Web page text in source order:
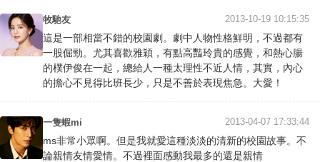
牧馳友 2013-10-19 10:15:35
這是一部相當不錯的校園劇。劇中人物性格鮮明，不過都有
一股倔勁。尤其喜歡雅穎，有點高豔玲貴的感覺，和熱心腸
的樸伊俊在一起，總給人一種太理性不近人情，其實，內心
的擔心不見得比班長少，只是不善於表現焦急。大愛！
一隻蝦mi 2013-04-07 17:33:44
ms非常小眾啊。但是我就愛這種淡淡的清新的校園故事。不
論親情友情愛情。不過裡面感動我最多的還是親情